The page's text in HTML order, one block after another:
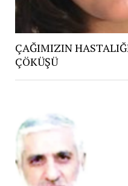
ÇAĞIMIZIN
ÇÖKÜŞÜ